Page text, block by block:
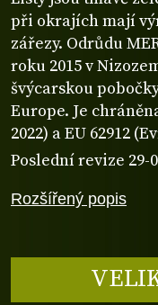
Rozšířený popis
při okrajích mají
zářezy. Odrůdu
roku 2015 v
švýcarskou
Europe. Je
2022) a EU 62912
Poslední revize 29-